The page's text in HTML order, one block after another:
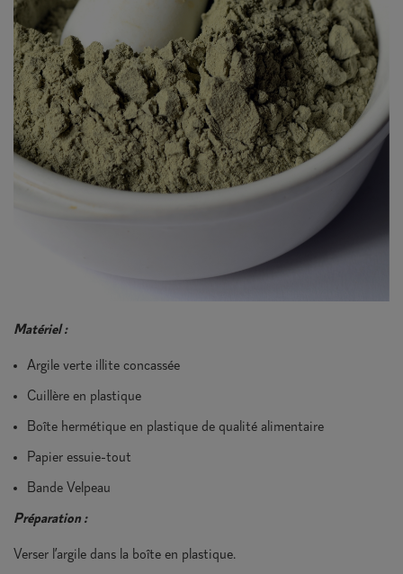
Matériel :
Argile verte illite concassée
Cuillère en plastique
Boîte hermétique en plastique de qualité alimentaire
Papier essuie-tout
Bande Velpeau
Préparation :
Verser l’argile dans la boîte en plastique.